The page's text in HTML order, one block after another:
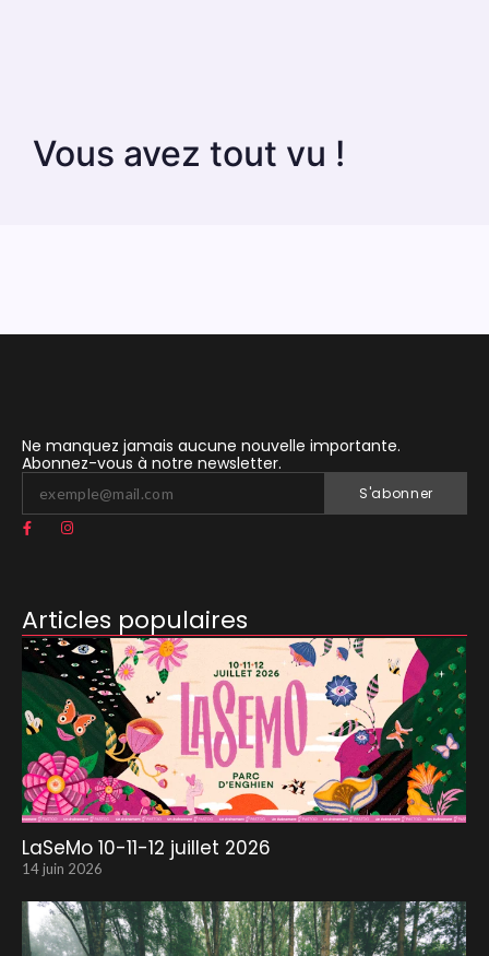
Vous avez tout vu !
Ne manquez jamais aucune nouvelle importante.
Abonnez-vous à notre newsletter.
S'abonner
Articles populaires
LaSeMo 10-11-12 juillet 2026
14 juin 2026